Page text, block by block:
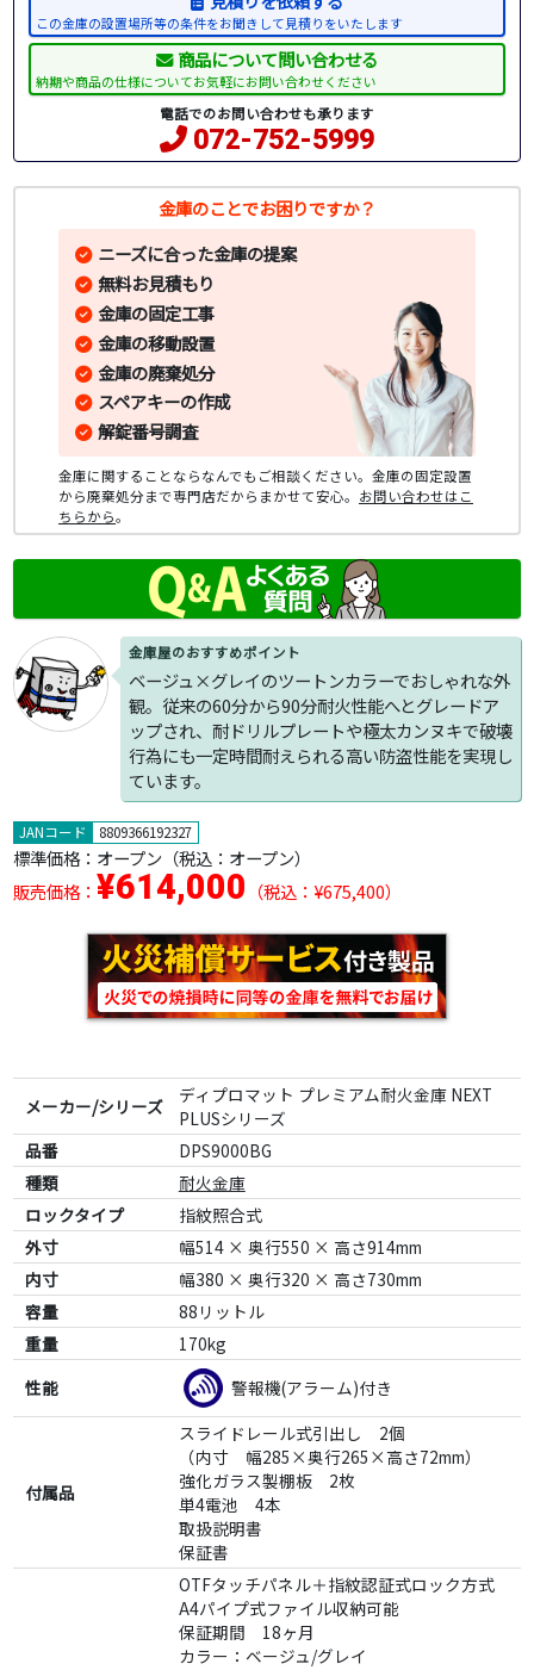
金庫屋のおすすめポイント
ベージュ×グレイのツートンカラーでおしゃれな外
観。従来の60分から90分耐火性能へとグレードア
ップされ、耐ドリルプレートや極太カンヌキで破壊
行為にも一定時間耐えられる高い防盗性能を実現し
ています。
JANコード 8809366192327
標準価格： オープン （税込：オープン）
販売価格： ¥614,000 （税込：¥675,400）
メーカー/シリーズ
ディプロマット プレミアム耐火金庫 NEXT
PLUSシリーズ
品番
DPS9000BG
種類
耐火金庫
ロックタイプ
指紋照合式
外寸
幅514 × 奥行550 × 高さ914mm
内寸
幅380 × 奥行320 × 高さ730mm
容量
88リットル
重量
170kg
性能
警報機(アラーム)付き
付属品
スライドレール式引出し 2個
（内寸 幅285×奥行265×高さ72mm）
強化ガラス製棚板 2枚
単4電池 4本
取扱説明書
保証書
OTFタッチパネル＋指紋認証式ロック方式
A4パイプ式ファイル収納可能
保証期間 18ヶ月
カラー：ベージュ/グレイ
この金庫の設置場所等の条件をお聞きして見積りをいたします
商品について問い合わせる
納期や商品の仕様についてお気軽にお問い合わせください
電話でのお問い合わせも承ります
072-752-5999
金庫のことでお困りですか？
ニーズに合った金庫の提案
無料お見積もり
金庫の固定工事
金庫の移動設置
金庫の廃棄処分
スペアキーの作成
解錠番号調査
金庫に関することならなんでもご相談ください。金庫の固定設置
から廃棄処分まで専門店だからまかせて安心。 お問い合わせはこ
ちらから。